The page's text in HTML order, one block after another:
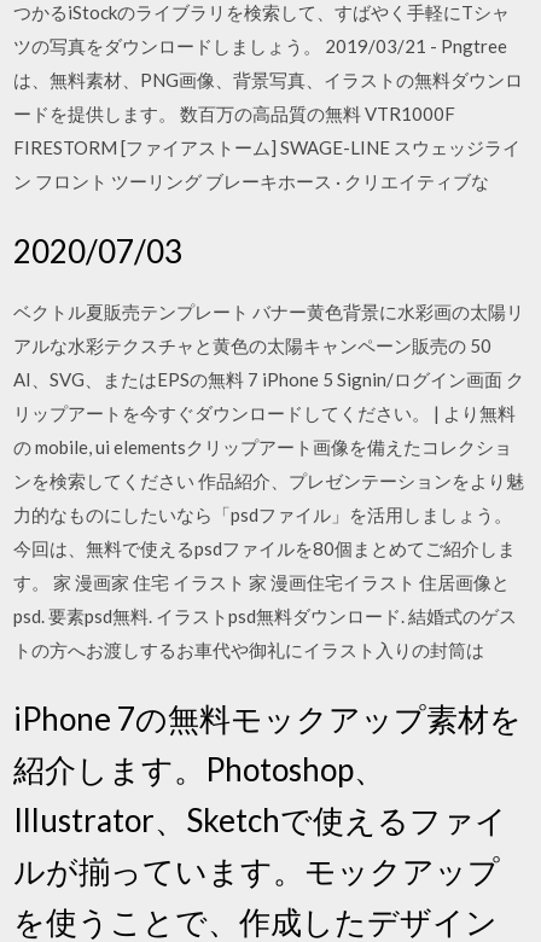
つかるiStockのライブラリを検索して、すばやく手軽にTシャ
ツの写真をダウンロードしましょう。 2019/03/21 - Pngtree
は、無料素材、PNG画像、背景写真、イラストの無料ダウンロ
ードを提供します。 数百万の高品質の無料 VTR1000F
FIRESTORM [ファイアストーム] SWAGE-LINE スウェッジライ
ン フロント ツーリング ブレーキホース · クリエイティブな
2020/07/03
ベクトル夏販売テンプレート バナー黄色背景に水彩画の太陽リ
アルな水彩テクスチャと黄色の太陽キャンペーン販売の 50
AI、SVG、またはEPSの無料 7 iPhone 5 Signin/ログイン画面 ク
リップアートを今すぐダウンロードしてください。 | より無料
の mobile, ui elementsクリップアート画像を備えたコレクショ
ンを検索してください 作品紹介、プレゼンテーションをより魅
力的なものにしたいなら「psdファイル」を活用しましょう。
今回は、無料で使えるpsdファイルを80個まとめてご紹介しま
す。 家 漫画家 住宅 イラスト 家 漫画住宅イラスト 住居画像と
psd. 要素psd無料. イラストpsd無料ダウンロード. 結婚式のゲス
トの方へお渡しするお車代や御礼にイラスト入りの封筒は
iPhone 7の無料モックアップ素材を
紹介します。Photoshop、
Illustrator、Sketchで使えるファイ
ルが揃っています。モックアップ
を使うことで、作成したデザイン